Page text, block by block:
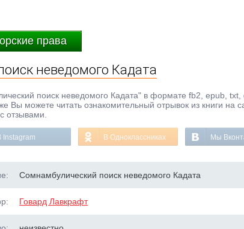
права
неведомого Кадата
поиск неведомого Кадата" в формате fb2, epub, txt,
можете читать ознакомительный отрывок из книги на
отзывами.
Instagram В Одноклассниках Мы
Сомнамбулический поиск неведомого Кадата
Говард Лавкрафт